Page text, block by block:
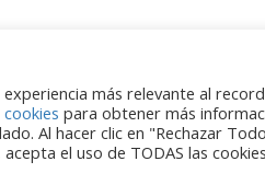
más relevante al
para obtener más
Al hacer clic en "Rechazar
el uso de TODAS las